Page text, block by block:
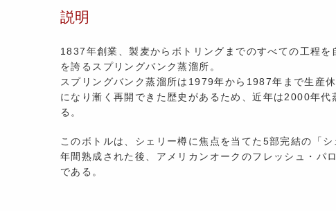
説明
1837年創業、製麦からボトリングまでのすべての工程
を誇るスプリングバンク蒸溜所。
スプリングバンク蒸溜所は1979年から1987年まで生産
になり漸く再開できた歴史があるため、近年は2000年
る。
このボトルは、シェリー樽に焦点を当てた5部完結の「
年間熟成された後、アメリカンオークのフレッシュ・パ
である。